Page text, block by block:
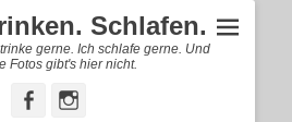
Schlafen.
gerne. Ich schlafe gerne. Und
Fotos gibt's hier nicht.
FacebookInstagram